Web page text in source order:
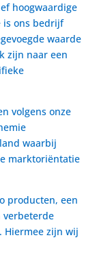
hoogwaardige
is ons bedrijf
waarde
zijn naar een
volgens onze
waarbij
marktoriëntatie
producten, een
verbeterde
Hiermee zijn wij